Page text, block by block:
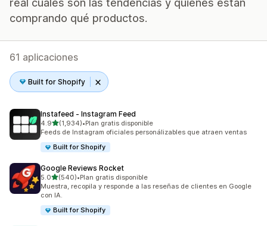
real cuáles son las tendencias y quiénes están
comprando qué productos.
61 aplicaciones
Built for Shopify
Instafeed ‑ Instagram Feed
4.9de 5 estrellas
(1,934)
1934 reseñas en total
•Plan gratis disponible
Feeds de Instagram oficiales personálizables que atraen ventas
Built for Shopify
Google Reviews Rocket
5.0de 5 estrellas
(540)
540 reseñas en total
•Plan gratis disponible
Muestra, recopila y responde a las reseñas de clientes en Google
con IA.
Built for Shopify